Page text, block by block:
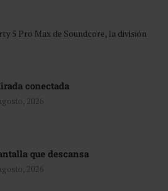
5 Pro Max de Soundcore, la división
conectada
2026
que descansa
2026